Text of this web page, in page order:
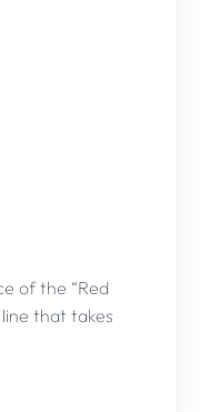
of the “Red
that takes